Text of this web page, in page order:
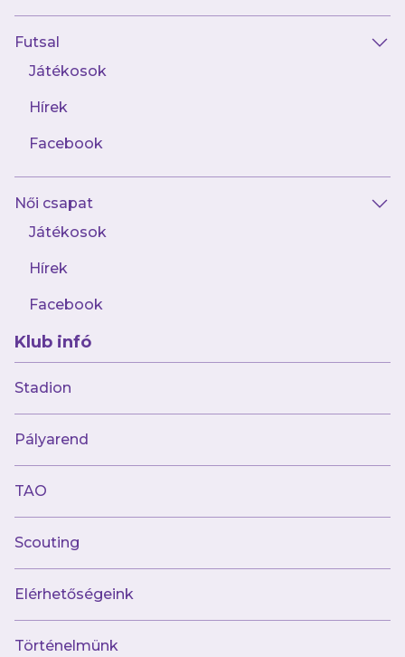
Futsal
Játékosok
Hírek
Facebook
Női csapat
Játékosok
Hírek
Facebook
Klub infó
Stadion
Pályarend
TAO
Scouting
Elérhetőségeink
Történelmünk
Múltunk
Jelenünk
Meccseink
Híreink
Csapataink
Galéria
Utánpótlás